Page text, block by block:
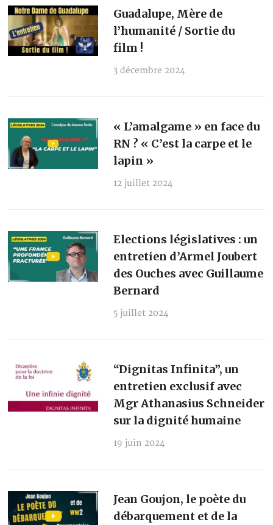
Guadalupe, Mère de
l’humanité / Sortie du
film !
3 décembre 2024
« L’amalgame » en face du
RN ? « C’est la carpe et le
lapin »
12 juillet 2024
Elections législatives : un
entretien d’Armel Joubert
des Ouches avec Guillaume
Bernard
5 juillet 2024
“Dignitas Infinita”, un
entretien exclusif avec
Mgr Athanasius Schneider
sur la dignité humaine
19 juin 2024
Jean Goujon, le poète du
débarquement et de la